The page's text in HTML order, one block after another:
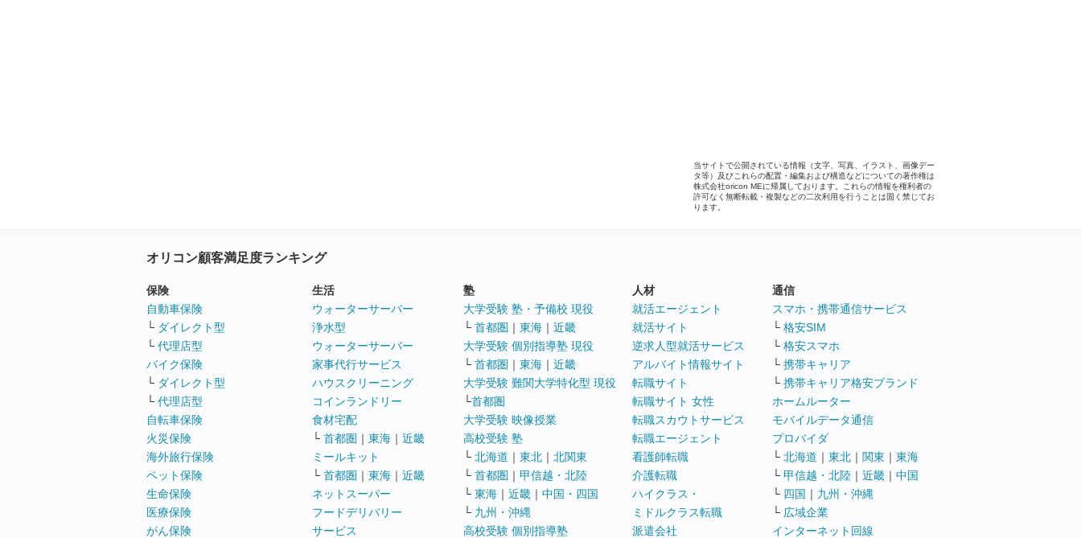
当サイトで公開されている情報（文字、写真、イラスト、画像デー
タ等）及びこれらの配置・編集および構造などについての著作権は
株式会社oricon MEに帰属しております。これらの情報を権利者の
許可なく無断転載・複製などの二次利用を行うことは固く禁じてお
ります。
オリコン顧客満足度ランキング
保険
自動車保険
└ ダイレクト型
└ 代理店型
バイク保険
└ ダイレクト型
└ 代理店型
自転車保険
火災保険
海外旅行保険
ペット保険
生命保険
医療保険
がん保険
生活
ウォーターサーバー
浄水型
ウォーターサーバー
家事代行サービス
ハウスクリーニング
コインランドリー
食材宅配
└ 首都圏 ｜ 東海 ｜ 近畿
ミールキット
└ 首都圏 ｜ 東海 ｜ 近畿
ネットスーパー
フードデリバリー
サービス
塾
大学受験 塾・予備校 現役
└ 首都圏 ｜ 東海 ｜ 近畿
大学受験 個別指導塾 現役
└ 首都圏 ｜ 東海 ｜ 近畿
大学受験 難関大学特化型 現役
└首都圏
大学受験 映像授業
高校受験 塾
└ 北海道 ｜ 東北 ｜ 北関東
└ 首都圏 ｜ 甲信越・北陸
└ 東海 ｜ 近畿 ｜ 中国・四国
└ 九州・沖縄
高校受験 個別指導塾
人材
就活エージェント
就活サイト
逆求人型就活サービス
アルバイト情報サイト
転職サイト
転職サイト 女性
転職スカウトサービス
転職エージェント
看護師転職
介護転職
ハイクラス・
ミドルクラス転職
派遣会社
通信
スマホ・携帯通信サービス
└ 格安SIM
└ 格安スマホ
└ 携帯キャリア
└ 携帯キャリア格安ブランド
ホームルーター
モバイルデータ通信
プロバイダ
└ 北海道 ｜ 東北 ｜ 関東 ｜ 東海
└ 甲信越・北陸 ｜ 近畿 ｜ 中国
└ 四国 ｜ 九州・沖縄
└ 広域企業
インターネット回線